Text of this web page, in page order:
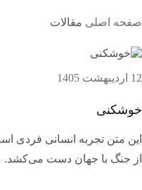
صفحه اصلی مقالات
12 اردیبهشت 1405
خوشکنی
این متن تجربه انسانی فردی
از جنگ با جهان دست می‌کشد.